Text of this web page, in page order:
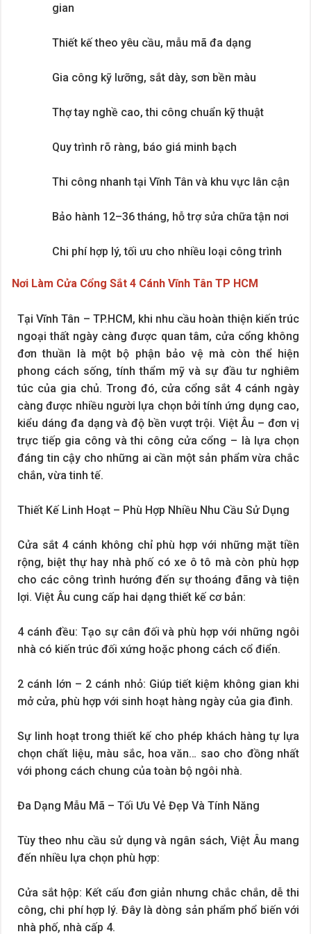
gian
Thiết kế theo yêu cầu, mẫu mã đa dạng
Gia công kỹ lưỡng, sắt dày, sơn bền màu
Thợ tay nghề cao, thi công chuẩn kỹ thuật
Quy trình rõ ràng, báo giá minh bạch
Thi công nhanh tại Vĩnh Tân và khu vực lân cận
Bảo hành 12–36 tháng, hỗ trợ sửa chữa tận nơi
Chi phí hợp lý, tối ưu cho nhiều loại công trình
Nơi Làm Cửa Cổng Sắt 4 Cánh Vĩnh Tân TP HCM
Tại Vĩnh Tân – TP.HCM, khi nhu cầu hoàn thiện kiến trúc
ngoại thất ngày càng được quan tâm, cửa cổng không
đơn thuần là một bộ phận bảo vệ mà còn thể hiện
phong cách sống, tính thẩm mỹ và sự đầu tư nghiêm
túc của gia chủ. Trong đó, cửa cổng sắt 4 cánh ngày
càng được nhiều người lựa chọn bởi tính ứng dụng cao,
kiểu dáng đa dạng và độ bền vượt trội. Việt Âu – đơn vị
trực tiếp gia công và thi công cửa cổng – là lựa chọn
đáng tin cậy cho những ai cần một sản phẩm vừa chắc
chắn, vừa tinh tế.
Thiết Kế Linh Hoạt – Phù Hợp Nhiều Nhu Cầu Sử Dụng
Cửa sắt 4 cánh không chỉ phù hợp với những mặt tiền
rộng, biệt thự hay nhà phố có xe ô tô mà còn phù hợp
cho các công trình hướng đến sự thoáng đãng và tiện
lợi. Việt Âu cung cấp hai dạng thiết kế cơ bản:
4 cánh đều: Tạo sự cân đối và phù hợp với những ngôi
nhà có kiến trúc đối xứng hoặc phong cách cổ điển.
2 cánh lớn – 2 cánh nhỏ: Giúp tiết kiệm không gian khi
mở cửa, phù hợp với sinh hoạt hàng ngày của gia đình.
Sự linh hoạt trong thiết kế cho phép khách hàng tự lựa
chọn chất liệu, màu sắc, hoa văn… sao cho đồng nhất
với phong cách chung của toàn bộ ngôi nhà.
Đa Dạng Mẫu Mã – Tối Ưu Vẻ Đẹp Và Tính Năng
Tùy theo nhu cầu sử dụng và ngân sách, Việt Âu mang
đến nhiều lựa chọn phù hợp:
Cửa sắt hộp: Kết cấu đơn giản nhưng chắc chắn, dễ thi
công, chi phí hợp lý. Đây là dòng sản phẩm phổ biến với
nhà phố, nhà cấp 4.